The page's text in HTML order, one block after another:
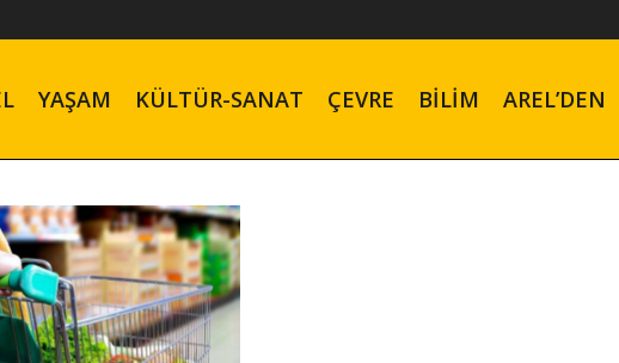
YAŞAM KÜLTÜR-SANAT ÇEVRE BILIM AREL’DEN